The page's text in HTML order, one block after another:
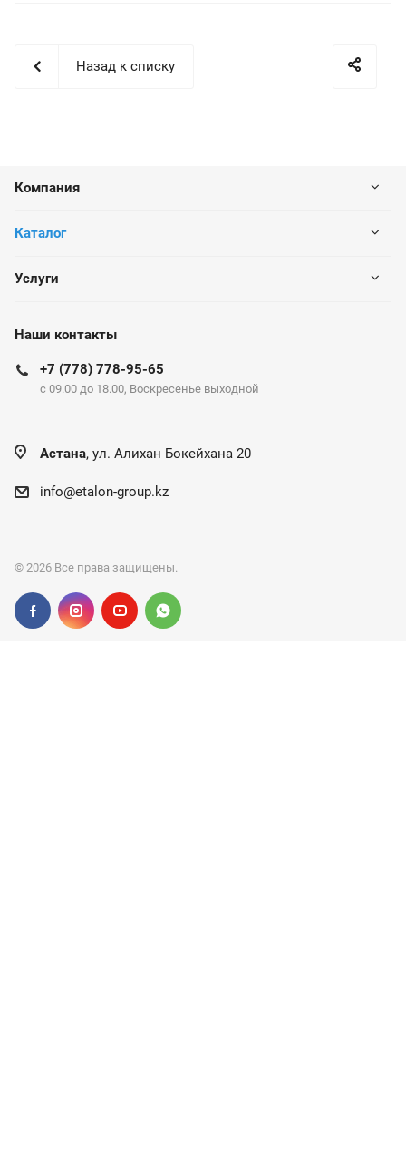
Назад к списку
Компания
Каталог
Услуги
Наши контакты
+7 (778) 778-95-65
c 09.00 до 18.00, Воскресенье выходной
Астана, ул. Алихан Бокейхана 20
info@etalon-group.kz
© 2026 Все права защищены.